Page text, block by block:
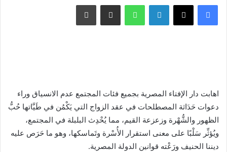
فيسبوك X لينكدإن واتساب مشاركة عبر البريد طباعة
اهابت دار الإفتاء المصرية بجميع فئات المجتمع عدم الانسياق وراء
دعوات حَدَاثة المصطلحات في عقد الزواج التي يَكْمُن في طَيَّاتها حُبُّ
الظهور والشُّهْرة وزعزعة القيم، مما يُحْدِث البلبلة في المجتمع،
ويُؤثِّر سَلْبًا على معنى استقرار الأُسْرة وتَماسكها، وهو ما حَرَص عليه
ديننا الحنيف ورَعْته قوانين الدولة المصرية.